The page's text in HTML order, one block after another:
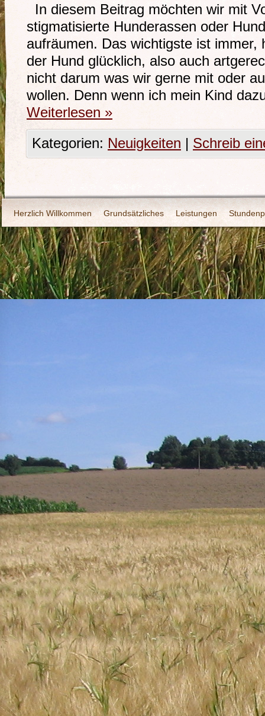
In diesem Beitrag möchten wir mit
stigmatisierte Hunderassen oder
aufräumen. Das wichtigste ist immer,
der Hund glücklich, also auch
nicht darum was wir gerne mit oder
wollen. Denn wenn ich mein Kind
Weiterlesen »
Kategorien: Neuigkeiten | Schreib
Herzlich Willkommen Grundsätzliches Leistungen